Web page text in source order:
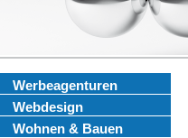
Werbeagenturen
Webdesign
Wohnen & Bauen